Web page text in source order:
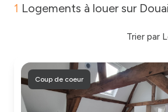
acheter
estimer
gestion
locative
Biens
loués
Nos
avis
clients
1 Logements à louer sur Douai
Trier par
Coup de coeur